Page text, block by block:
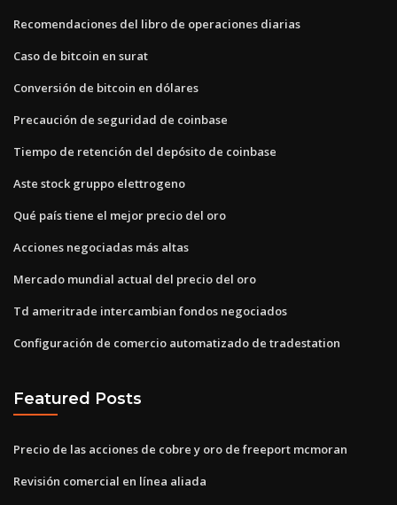
Recomendaciones del libro de operaciones diarias
Caso de bitcoin en surat
Conversión de bitcoin en dólares
Precaución de seguridad de coinbase
Tiempo de retención del depósito de coinbase
Aste stock gruppo elettrogeno
Qué país tiene el mejor precio del oro
Acciones negociadas más altas
Mercado mundial actual del precio del oro
Td ameritrade intercambian fondos negociados
Configuración de comercio automatizado de tradestation
Featured Posts
Precio de las acciones de cobre y oro de freeport mcmoran
Revisión comercial en línea aliada